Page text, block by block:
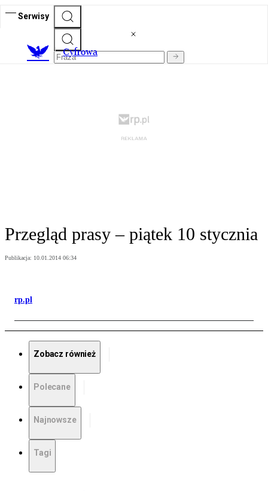
Serwisy
Cyfrowa
Przegląd prasy – piątek 10 stycznia
Publikacja: 10.01.2014 06:34
rp.pl
Zobacz również
Polecane
Najnowsze
Tagi